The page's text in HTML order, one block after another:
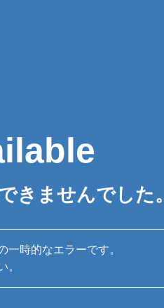
きませんでした。
時的なエラーです。
。